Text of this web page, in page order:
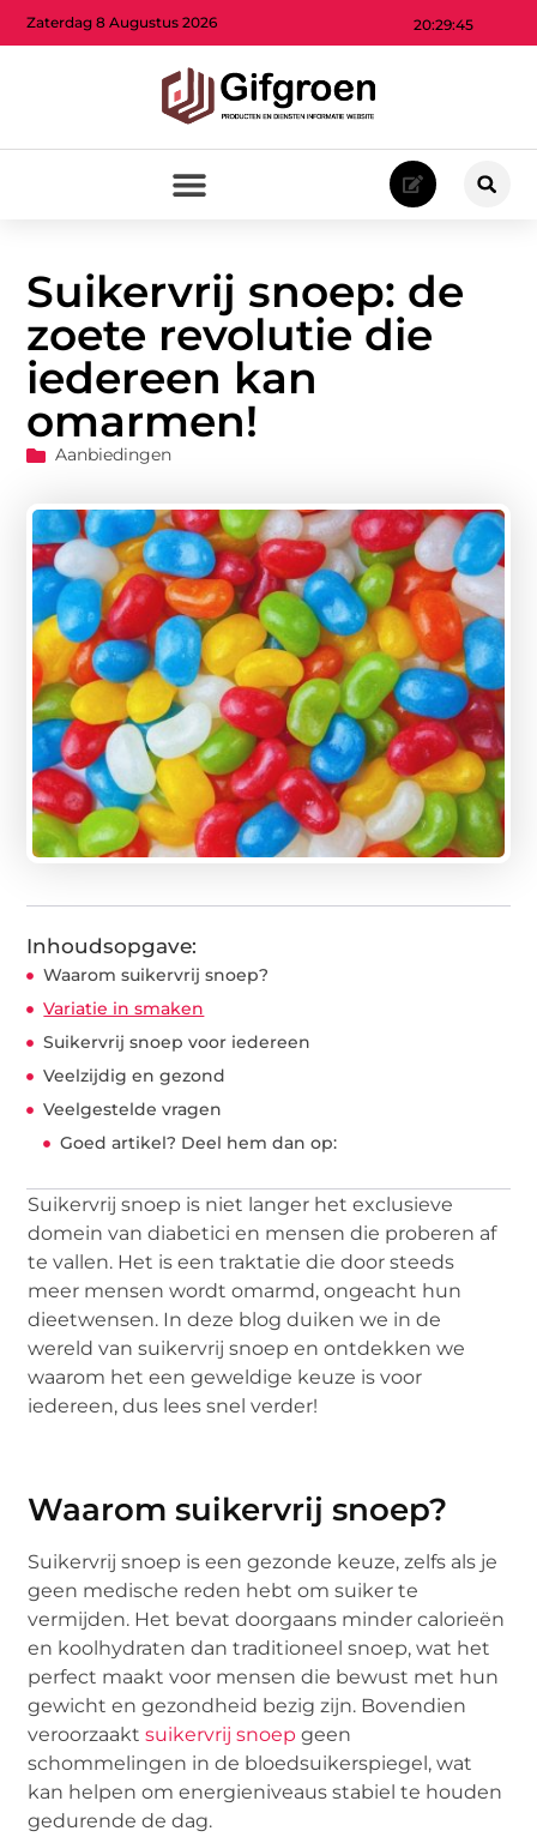
20:29:47
Zaterdag 8 Augustus 2026
Suikervrij snoep: de
zoete revolutie die
iedereen kan
omarmen!
Aanbiedingen
Inhoudsopgave:
Waarom suikervrij snoep?
Variatie in smaken
Suikervrij snoep voor iedereen
Veelzijdig en gezond
Veelgestelde vragen
Goed artikel? Deel hem dan op:
Suikervrij snoep is niet langer het exclusieve
domein van diabetici en mensen die proberen af
te vallen. Het is een traktatie die door steeds
meer mensen wordt omarmd, ongeacht hun
dieetwensen. In deze blog duiken we in de
wereld van suikervrij snoep en ontdekken we
waarom het een geweldige keuze is voor
iedereen, dus lees snel verder!
Waarom suikervrij snoep?
Suikervrij snoep is een gezonde keuze, zelfs als je
geen medische reden hebt om suiker te
vermijden. Het bevat doorgaans minder calorieën
en koolhydraten dan traditioneel snoep, wat het
perfect maakt voor mensen die bewust met hun
gewicht en gezondheid bezig zijn. Bovendien
veroorzaaktsuikervrij snoep geen
schommelingen in de bloedsuikerspiegel, wat
kan helpen om energieniveaus stabiel te houden
gedurende de dag.